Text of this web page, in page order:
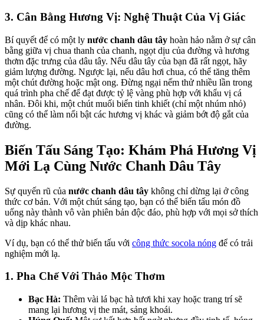
3. Cân Bằng Hương Vị: Nghệ Thuật Của Vị Giác
Bí quyết để có một ly nước chanh dâu tây hoàn hảo nằm ở sự cân
bằng giữa vị chua thanh của chanh, ngọt dịu của đường và hương
thơm đặc trưng của dâu tây. Nếu dâu tây của bạn đã rất ngọt, hãy
giảm lượng đường. Ngược lại, nếu dâu hơi chua, có thể tăng thêm
một chút đường hoặc mật ong. Đừng ngại nếm thử nhiều lần trong
quá trình pha chế để đạt được tỷ lệ vàng phù hợp với khẩu vị cá
nhân. Đôi khi, một chút muối biển tinh khiết (chỉ một nhúm nhỏ)
cũng có thể làm nổi bật các hương vị khác và giảm bớt độ gắt của
đường.
Biến Tấu Sáng Tạo: Khám Phá Hương Vị
Mới Lạ Cùng Nước Chanh Dâu Tây
Sự quyến rũ của nước chanh dâu tây không chỉ dừng lại ở công
thức cơ bản. Với một chút sáng tạo, bạn có thể biến tấu món đồ
uống này thành vô vàn phiên bản độc đáo, phù hợp với mọi sở thích
và dịp khác nhau.
Ví dụ, bạn có thể thử biến tấu với công thức socola nóng để có trải
nghiệm mới lạ.
1. Pha Chế Với Thảo Mộc Thơm
Bạc Hà: Thêm vài lá bạc hà tươi khi xay hoặc trang trí sẽ
mang lại hương vị the mát, sảng khoái.